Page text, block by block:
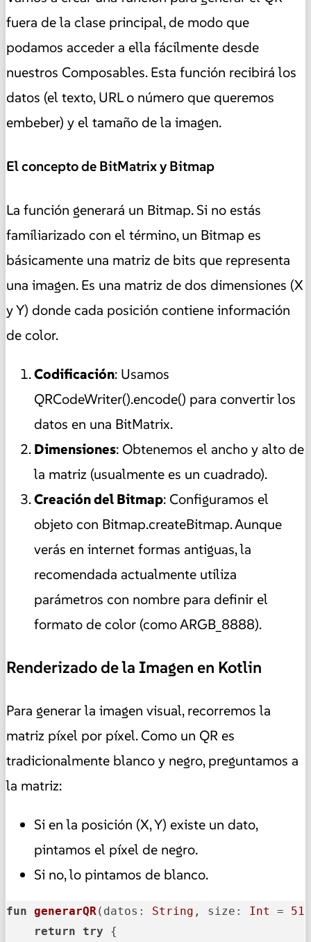
fuera de la clase principal, de modo que
podamos acceder a ella fácilmente desde
nuestros Composables. Esta función recibirá los
datos (el texto, URL o número que queremos
embeber) y el tamaño de la imagen.
El concepto de BitMatrix y Bitmap
La función generará un Bitmap. Si no estás
familiarizado con el término, un Bitmap es
básicamente una matriz de bits que representa
una imagen. Es una matriz de dos dimensiones (X
y Y) donde cada posición contiene información
de color.
Codificación: Usamos
QRCodeWriter().encode() para convertir los
datos en una BitMatrix.
Dimensiones: Obtenemos el ancho y alto de
la matriz (usualmente es un cuadrado).
Creación del Bitmap: Configuramos el
objeto con Bitmap.createBitmap. Aunque
verás en internet formas antiguas, la
recomendada actualmente utiliza
parámetros con nombre para definir el
formato de color (como ARGB_8888).
Renderizado de la Imagen en Kotlin
Para generar la imagen visual, recorremos la
matriz píxel por píxel. Como un QR es
tradicionalmente blanco y negro, preguntamos a
la matriz:
Si en la posición (X, Y) existe un dato,
pintamos el píxel de negro.
Si no, lo pintamos de blanco.
fun generarQR(datos: String , size: Int = 512
return
try {